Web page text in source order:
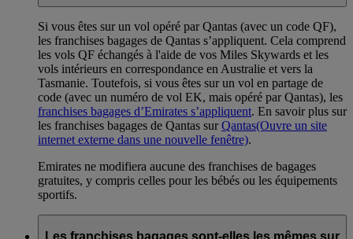
Si vous êtes sur un vol opéré par Qantas (avec un code QF),
les franchises bagages de Qantas s’appliquent. Cela comprend
les vols QF échangés à l'aide de vos Miles Skywards et les
vols intérieurs en correspondance en Australie et vers la
Tasmanie. Toutefois, si vous êtes sur un vol en partage de
code (avec un numéro de vol EK, mais opéré par Qantas), les
franchises bagages d’Emirates s’appliquent. En savoir plus sur
les franchises bagages de Qantas surQantas(Ouvre un site
internet externe dans une nouvelle fenêtre).
Emirates ne modifiera aucune des franchises de bagages
gratuites, y compris celles pour les bébés ou les équipements
sportifs.
Les franchises bagages sont-elles les mêmes sur